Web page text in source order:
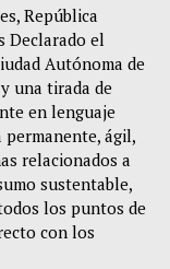
República
Declarado el
Autónoma de
una tirada de
en lenguaje
ágil,
relacionados a
sustentable,
los puntos de
con los